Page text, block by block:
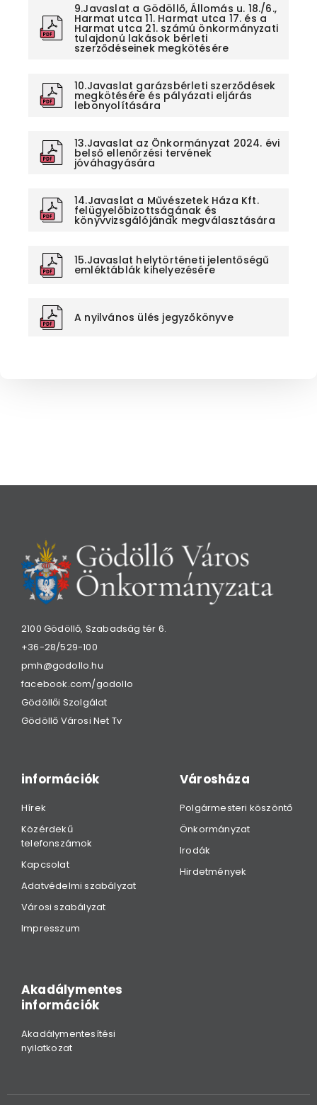
9.Javaslat a Gödöllő, Állomás u. 18./6.,
Harmat utca 11. Harmat utca 17. és a
Harmat utca 21. számú önkormányzati
tulajdonú lakások bérleti
szerződéseinek megkötésére
10.Javaslat garázsbérleti szerződések
megkötésére és pályázati eljárás
lebonyolítására
13.Javaslat az Önkormányzat 2024. évi
belső ellenőrzési tervének
jóváhagyására
14.Javaslat a Művészetek Háza Kft.
felügyelőbizottságának és
könyvvizsgálójának megválasztására
15.Javaslat helytörténeti jelentőségű
emléktáblák kihelyezésére
A nyilvános ülés jegyzőkönyve
2100 Gödöllő, Szabadság tér 6.
+36-28/529-100
pmh@godollo.hu
facebook.com/godollo
Gödöllői Szolgálat
Gödöllő Városi Net Tv
információk
Hírek
Közérdekű
telefonszámok
Kapcsolat
Adatvédelmi szabályzat
Városi szabályzat
Impresszum
Városháza
Polgármesteri köszöntő
Önkormányzat
Irodák
Hirdetmények
Akadálymentes
információk
Akadálymentesítési
nyilatkozat